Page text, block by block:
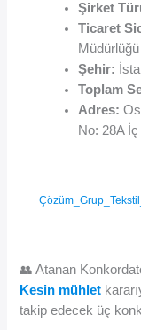
Şirket
Ticaret
Müdürlüğü
Şehir:
Toplam
Adres:
No: 28A
👥 Atanan
Kesin mühlet
takip edecek üç